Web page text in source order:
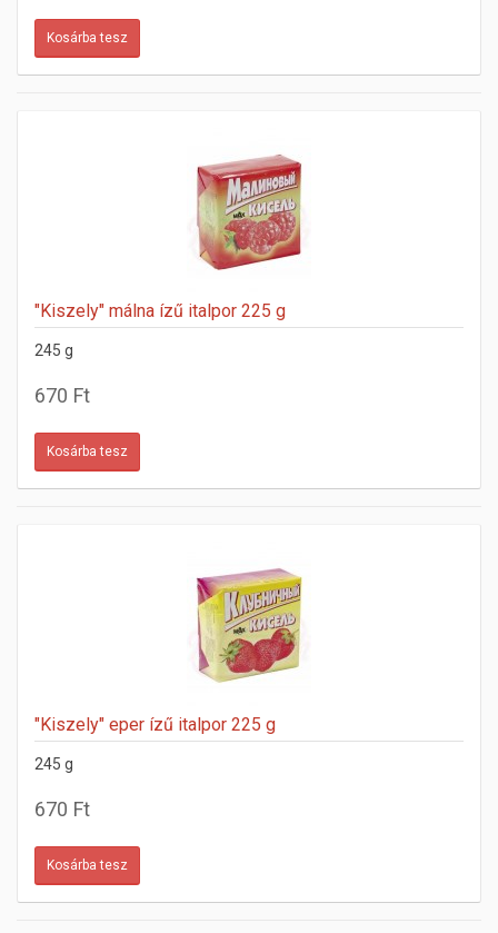
"Kiszely" málna ízű italpor 225 g
245 g
670 Ft
"Kiszely" eper ízű italpor 225 g
245 g
670 Ft